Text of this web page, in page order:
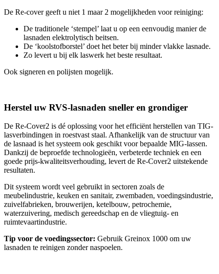
De Re-cover geeft u niet 1 maar 2 mogelijkheden voor reiniging:
De traditionele ‘stempel’ laat u op een eenvoudig manier de
lasnaden elektrolytisch beitsen.
De ‘koolstofborstel’ doet het beter bij minder vlakke lasnade.
Zo levert u bij elk laswerk het beste resultaat.
Ook signeren en polijsten mogelijk.
Herstel uw RVS-lasnaden sneller en grondiger
De Re-Cover2 is dé oplossing voor het efficiënt herstellen van TIG-
lasverbindingen in roestvast staal. Afhankelijk van de structuur van
de lasnaad is het systeem ook geschikt voor bepaalde MIG-lassen.
Dankzij de beproefde technologieën, verbeterde techniek en een
goede prijs-kwaliteitsverhouding, levert de Re-Cover2 uitstekende
resultaten.
Dit systeem wordt veel gebruikt in sectoren zoals de
meubelindustrie, keuken en sanitair, zwembaden, voedingsindustrie,
zuivelfabrieken, brouwerijen, ketelbouw, petrochemie,
waterzuivering, medisch gereedschap en de vliegtuig- en
ruimtevaartindustrie.
Tip voor de voedingssector: Gebruik Greinox 1000 om uw
lasnaden te reinigen zonder naspoelen.